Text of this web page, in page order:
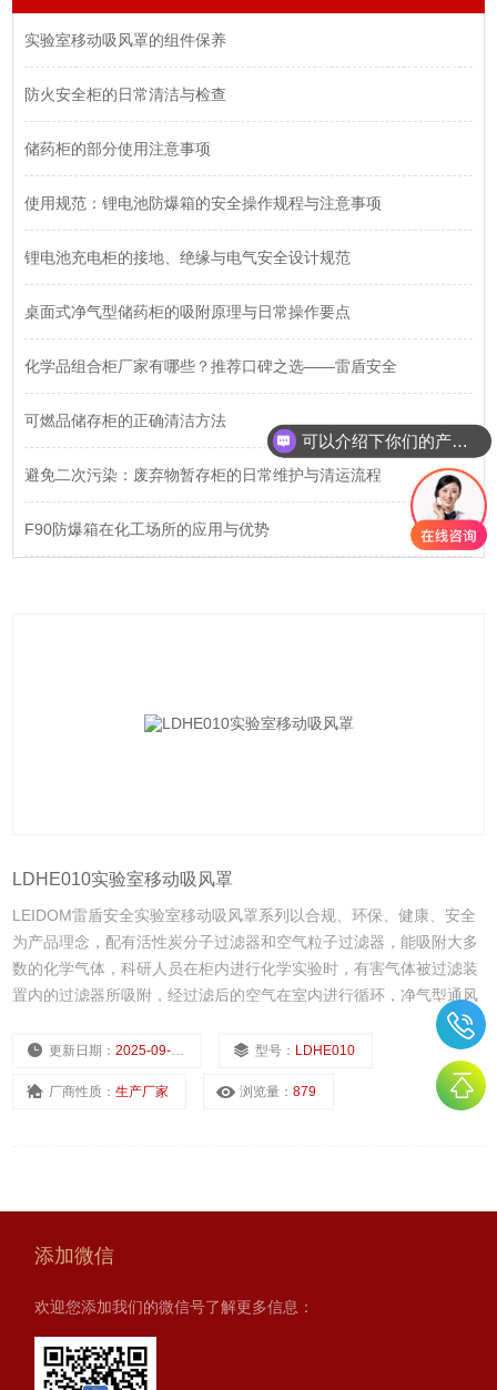
实验室移动吸风罩的组件保养
防火安全柜的日常清洁与检查
储药柜的部分使用注意事项
使用规范：锂电池防爆箱的安全操作规程与注意事项
锂电池充电柜的接地、绝缘与电气安全设计规范
桌面式净气型储药柜的吸附原理与日常操作要点
化学品组合柜厂家有哪些？推荐口碑之选——雷盾安全
可燃品储存柜的正确清洁方法
避免二次污染：废弃物暂存柜的日常维护与清运流程
F90防爆箱在化工场所的应用与优势
LDHE010实验室移动吸风罩
LEIDOM雷盾安全实验室移动吸风罩系列以合规、环保、健康、安全
为产品理念，配有活性炭分子过滤器和空气粒子过滤器，能吸附大多
数的化学气体，科研人员在柜内进行化学实验时，有害气体被过滤装
置内的过滤器所吸附，经过滤后的空气在室内进行循环，净气型通风
柜不将排风排至室外，因此减少空调、通风系统的运行能耗（费
用）；而且由于有害气体被过滤器吸附，不直接排到室外，能减少对
更新日期：2025-09-09 型号： LDHE010
厂商性质：生产厂家 浏览量：879
添加微信
欢迎您添加我们的微信号了解更多信息：
可以介绍下你们的产品么